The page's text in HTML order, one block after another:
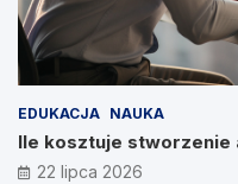
EDUKACJA NAUKA
Ile kosztuje stworzenie
22 lipca 2026